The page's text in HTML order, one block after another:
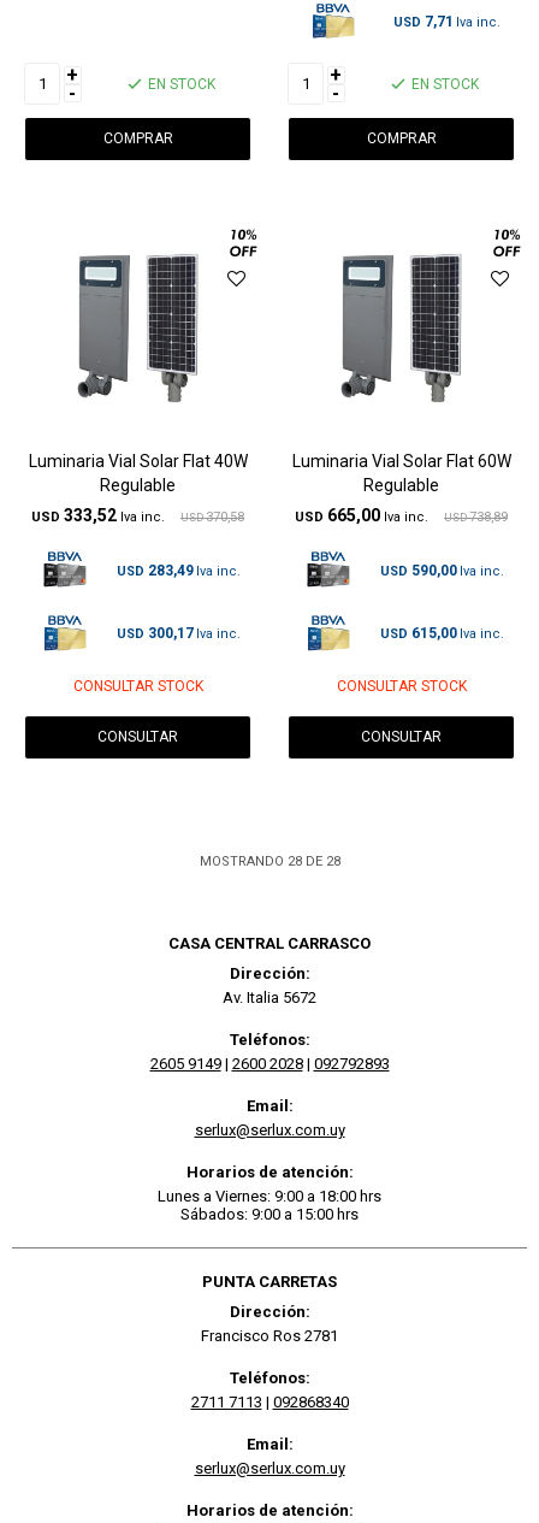
+
- EN STOCK
USD 7,71
+
- EN STOCK
Luminaria Vial Solar Flat 40W
Regulable
USD 333,52 USD 370,58
USD 283,49
USD 300,17
CONSULTAR STOCK
CONSULTAR
Luminaria Vial Solar Flat 60W
Regulable
USD 665,00 USD 738,89
USD 590,00
USD 615,00
CONSULTAR STOCK
CONSULTAR
MOSTRANDO 28DE 28
CASA CENTRAL CARRASCO
Dirección:
Av. Italia 5672
Teléfonos:
2605 9149| 2600 2028| 092792893
Email:
serlux@serlux.com.uy
Horarios de atención:
Lunes a Viernes: 9:00 a 18:00 hrs
Sábados: 9:00 a 15:00 hrs
PUNTA CARRETAS
Dirección:
Francisco Ros 2781
Teléfonos:
2711 7113 | 092868340
Email:
serlux@serlux.com.uy
Horarios de atención: